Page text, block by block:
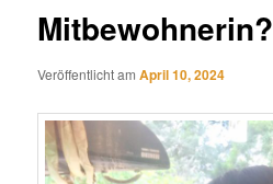
Mitbewohnerin?
Veröffentlicht amApril 10, 2024